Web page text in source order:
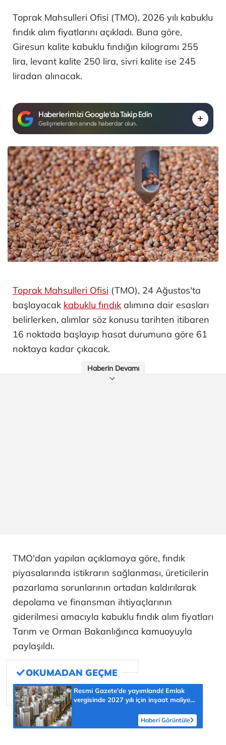
Toprak Mahsulleri Ofisi (TMO), 2026 yılı kabuklu
fındık alım fiyatlarını açıkladı. Buna göre,
Giresun kalite kabuklu fındığın kilogramı 255
lira, levant kalite 250 lira, sivri kalite ise 245
liradan alınacak.
Haberlerimizi Google'da Takip Edin
Gelişmelerden anında haberdar olun.
Toprak Mahsulleri Ofisi (TMO), 24 Ağustos'ta
başlayacak kabuklu fındık alımına dair esasları
belirlerken, alımlar söz konusu tarihten itibaren
16 noktada başlayıp hasat durumuna göre 61
noktaya kadar çıkacak.
Haberin Devamı
TMO'dan yapılan açıklamaya göre, fındık
piyasalarında istikrarın sağlanması, üreticilerin
pazarlama sorunlarının ortadan kaldırılarak
depolama ve finansman ihtiyaçlarının
giderilmesi amacıyla kabuklu fındık alım fiyatları
Tarım ve Orman Bakanlığınca kamuoyuyla
paylaşıldı.
Resmi Gazete'de yayımlandı! Emlak
vergisinde 2027 yılı için inşaat maliyet
Haberi Görüntüle